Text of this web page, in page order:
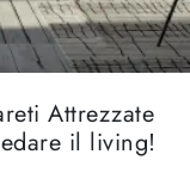
Attrezzate
il living!